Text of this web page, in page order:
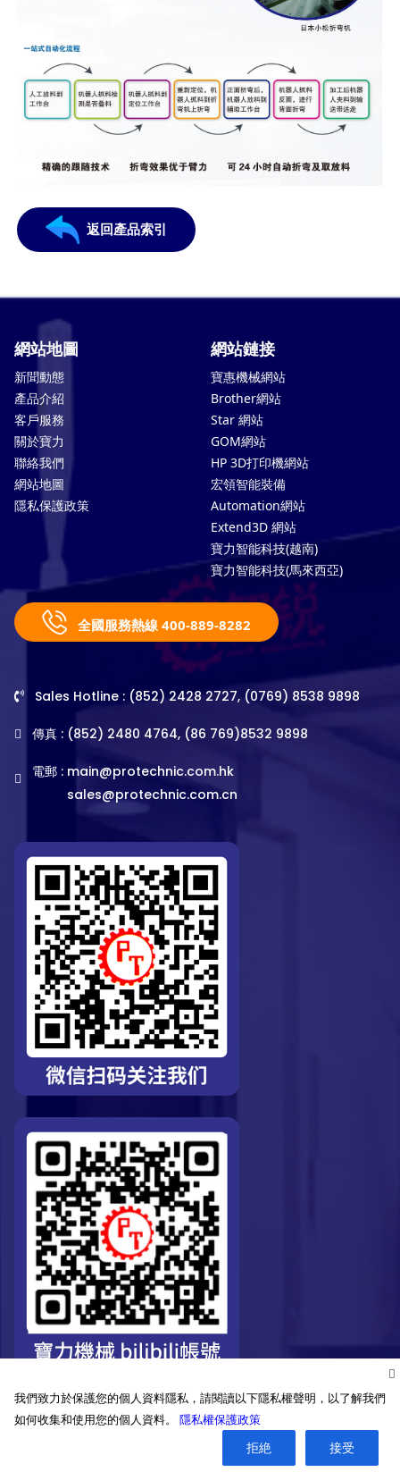
返回產品索引
網站地圖
新聞動態
產品介紹
客戶服務
關於寶力
聯絡我們
網站地圖
隱私保護政策
網站鏈接
寶惠機械網站
Brother網站
Star 網站
GOM網站
HP 3D打印機網站
宏領智能裝備
Automation網站
Extend3D 網站
寶力智能科技(越南)
寶力智能科技(馬來西亞)
全國服務熱線 400-889-8282
Sales Hotline : (852) 2428 2727, (0769) 8538 9898
傳真 : (852) 2480 4764, (86 769)8532 9898
電郵 : main@protechnic.com.hk
sales@protechnic.com.cn
©2026. Pro-Technic Machinery Ltd. All right reserved.
我們致力於保護您的個人資料隱私，請閱讀以下隱私權聲明，以了解我們
如何收集和使用您的個人資料。 隱私權保護政策
拒絶 接受